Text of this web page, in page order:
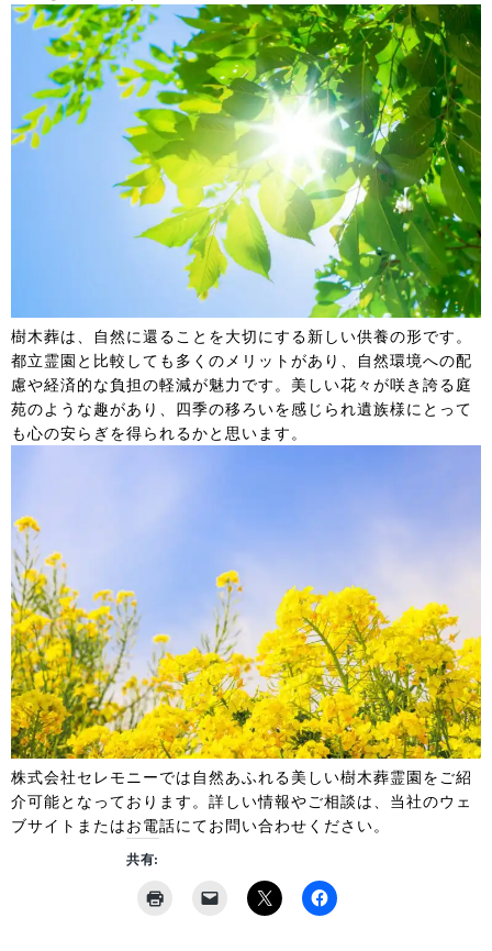
樹木葬は、自然に還ることを大切にする新しい供養の形です。
都立霊園と比較しても多くのメリットがあり、自然環境への配
慮や経済的な負担の軽減が魅力です。美しい花々が咲き誇る庭
苑のような趣があり、四季の移ろいを感じられ遺族様にとって
も心の安らぎを得られるかと思います。
株式会社セレモニーでは自然あふれる美しい樹木葬霊園をご紹
介可能となっております。詳しい情報やご相談は、当社のウェ
ブサイトまたはお電話にてお問い合わせください。
共有: